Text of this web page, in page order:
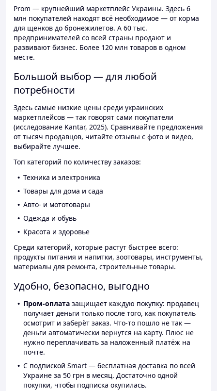
Prom — крупнейший маркетплейс Украины. Здесь 6
млн покупателей находят всё необходимое — от корма
для щенков до бронежилетов. А 60 тыс.
предпринимателей со всей страны продают и
развивают бизнес. Более 120 млн товаров в одном
месте.
Большой выбор — для любой
потребности
Здесь самые низкие цены среди украинских
маркетплейсов — так говорят сами покупатели
(исследование Kantar, 2025). Сравнивайте предложения
от тысяч продавцов, читайте отзывы с фото и видео,
выбирайте лучшее.
Топ категорий по количеству заказов:
Техника и электроника
Товары для дома и сада
Авто- и мототовары
Одежда и обувь
Красота и здоровье
Среди категорий, которые растут быстрее всего:
продукты питания и напитки, зоотовары, инструменты,
материалы для ремонта, строительные товары.
Удобно, безопасно, выгодно
Пром-оплата защищает каждую покупку: продавец
получает деньги только после того, как покупатель
осмотрит и заберёт заказ. Что-то пошло не так —
деньги автоматически вернутся на карту. Плюс не
нужно переплачивать за наложенный платёж на
почте.
С подпиской Smart — бесплатная доставка по всей
Украине за 50 грн в месяц. Достаточно одной
покупки, чтобы подписка окупилась.